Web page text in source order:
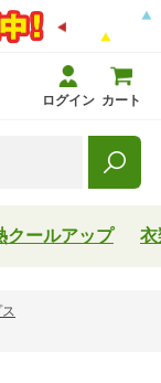
ログイン カート
クールアップ 衣